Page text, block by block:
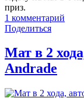
приз.
1 комментарий
Поделиться
Мат в 2
Andrade